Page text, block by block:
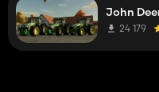
John
24 179